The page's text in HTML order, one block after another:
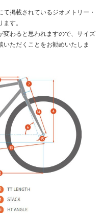
掲載されているジオメトリー・
す。
変わると思われますので、サイズ
ただくことをお勧めいたしま